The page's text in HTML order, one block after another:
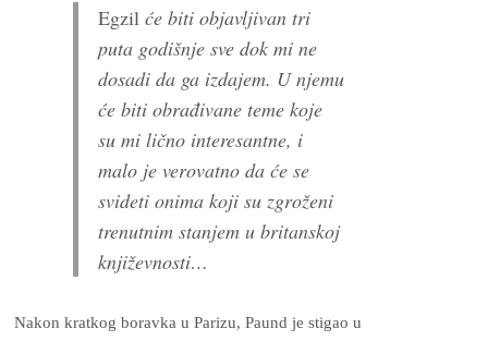
Egzil će biti objavljivan tri
puta godišnje sve dok mi ne
dosadi da ga izdajem. U njemu
će biti obrađivane teme koje
su mi lično interesantne, i
malo je verovatno da će se
svideti onima koji su zgroženi
trenutnim stanjem u britanskoj
književnosti…
Nakon kratkog boravka u Parizu, Paund je stigao u